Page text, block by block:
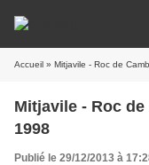
Accueil » Mitjavile - Roc de
Mitjavile - Roc
1998
Publié le 29/12/2013 à